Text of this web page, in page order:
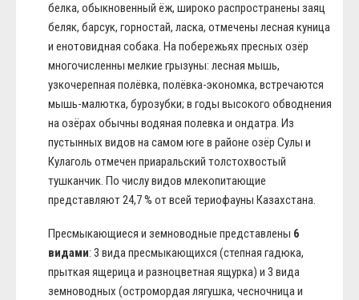
белка, обыкновенный ёж, широко распространены заяц
беляк, барсук, горностай, ласка, отмечены лесная куница
и енотовидная собака. На побережьях пресных озёр
многочисленны мелкие грызуны: лесная мышь,
узкочерепная полёвка, полёвка-экономка, встречаются
мышь-малютка, бурозубки; в годы высокого обводнения
на озёрах обычны водяная полевка и ондатра. Из
пустынных видов на самом юге в районе озёр Сулы и
Кулаголь отмечен приаральский толстохвостый
тушканчик. По числу видов млекопитающие
представляют 24,7 % от всей териофауны Казахстана.
Пресмыкающиеся и земноводные представлены 6
видами: 3 вида пресмыкающихся (степная гадюка,
прыткая ящерица и разноцветная ящурка) и 3 вида
земноводных (остромордая лягушка, чесночница и